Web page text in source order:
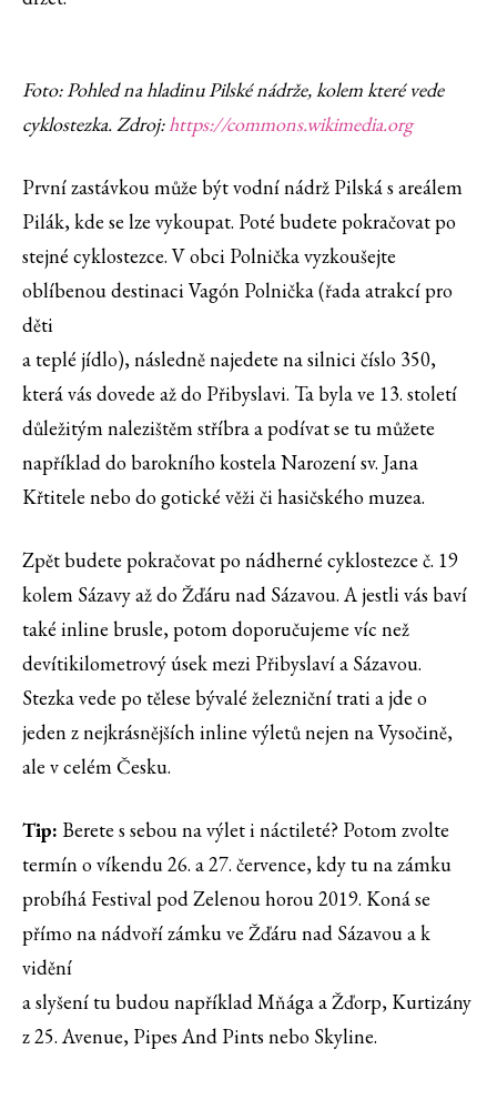
Foto: Pohled na hladinu Pilské nádrže, kolem které vede
cyklostezka. Zdroj:https://commons.wikimedia.org
První zastávkou může být vodní nádrž Pilská s areálem
Pilák, kde se lze vykoupat. Poté budete pokračovat po
stejné cyklostezce. V obci Polnička vyzkoušejte
oblíbenou destinaci Vagón Polnička (řada atrakcí pro
děti
a teplé jídlo), následně najedete na silnici číslo 350,
která vás dovede až do Přibyslavi. Ta byla ve 13. století
důležitým nalezištěm stříbra a podívat se tu můžete
například do barokního kostela Narození sv. Jana
Křtitele nebo do gotické věži či hasičského muzea.
Zpět budete pokračovat po nádherné cyklostezce č. 19
kolem Sázavy až do Žďáru nad Sázavou. A jestli vás baví
také inline brusle, potom doporučujeme víc než
devítikilometrový úsek mezi Přibyslaví a Sázavou.
Stezka vede po tělese bývalé železniční trati a jde o
jeden z nejkrásnějších inline výletů nejen na Vysočině,
ale v celém Česku.
Tip: Berete s sebou na výlet i náctileté? Potom zvolte
termín o víkendu 26. a 27. července, kdy tu na zámku
probíhá Festival pod Zelenou horou 2019. Koná se
přímo na nádvoří zámku ve Žďáru nad Sázavou a k
vidění
a slyšení tu budou například Mňága a Žďorp, Kurtizány
z 25. Avenue, Pipes And Pints nebo Skyline.